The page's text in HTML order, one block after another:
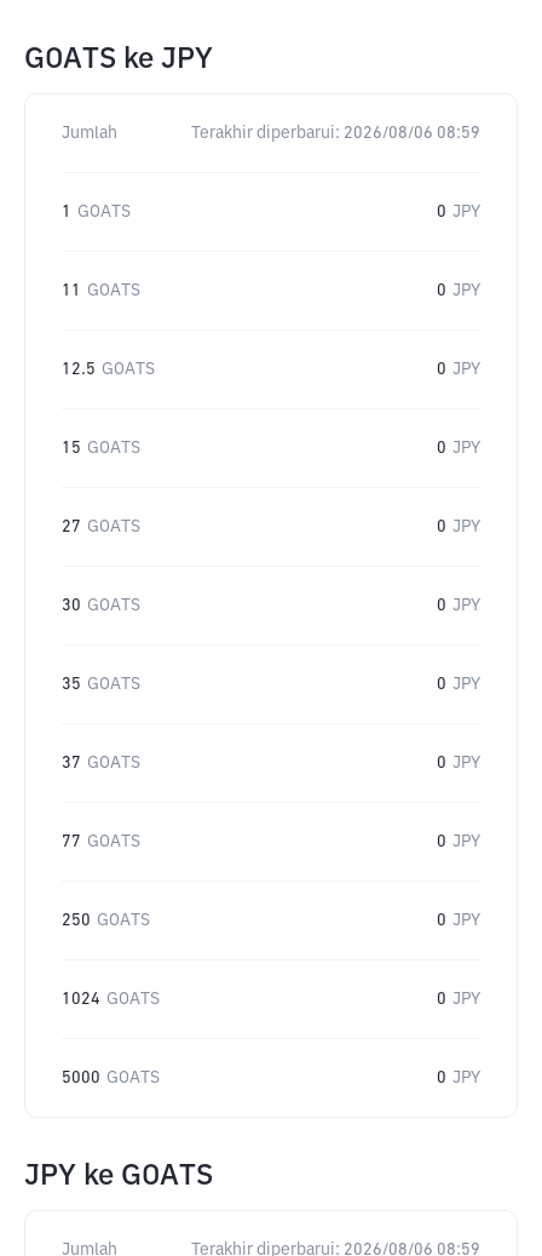
GOATS ke JPY
Jumlah Terakhir diperbarui: 2026/08/06 08:59
1 GOATS 0 JPY
11 GOATS 0 JPY
12.5 GOATS 0 JPY
15 GOATS 0 JPY
27 GOATS 0 JPY
30 GOATS 0 JPY
35 GOATS 0 JPY
37 GOATS 0 JPY
77 GOATS 0 JPY
250 GOATS 0 JPY
1024 GOATS 0 JPY
5000 GOATS 0 JPY
JPY ke GOATS
Jumlah Terakhir diperbarui: 2026/08/06 08:59